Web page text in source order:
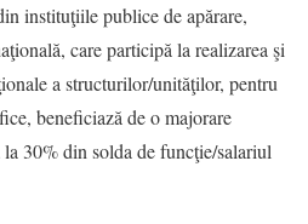
instituţiile publice de apărare,
care participă la realizarea şi
a structurilor/unităţilor, pentru
beneficiază de o majorare
30% din solda de funcţie/salariul